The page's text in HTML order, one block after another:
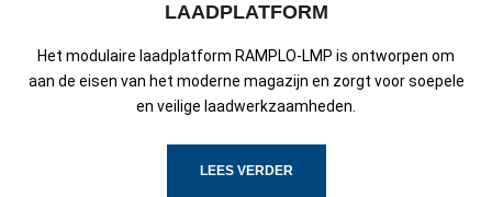
LAADPLATFORM
Het modulaire laadplatform RAMPLO-LMP is ontworpen om
aan de eisen van het moderne magazijn en zorgt voor soepele
en veilige laadwerkzaamheden.
LEES VERDER